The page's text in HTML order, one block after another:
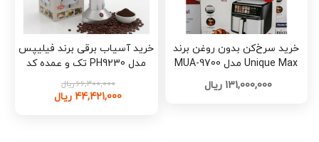
خرید سرخ‌کن بدون روغن برند
Unique Max مدل MUA-9700
تک و عمده کد L1682
131,000,000 ریال
خرید آسیاب برقی برند فیلیپس
مدل PH9230 تک و عمده کد
L1680
66,300,000 ریال
44,421,000 ریال